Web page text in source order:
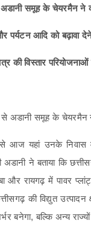
अडानी समूह के चेयरमैन ने
पर्यटन आदि को बढ़ावा
की विस्तार
से आज यहां उनके
ने बताया कि
और रायगढ़ में पावर
की विद्युत
बनेगा, बल्कि अन्य